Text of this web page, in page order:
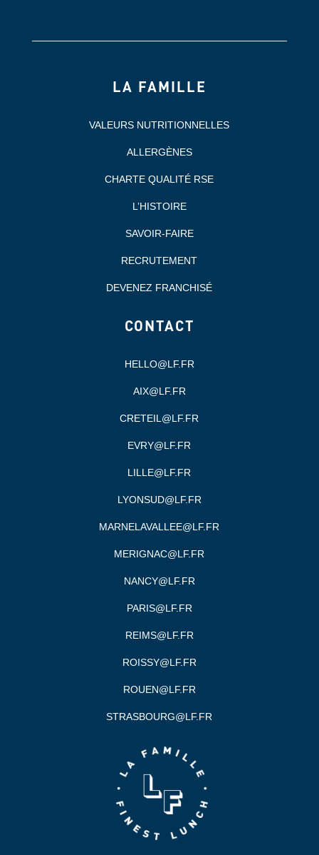
LA FAMILLE
VALEURS NUTRITIONNELLES
ALLERGÈNES
CHARTE QUALITÉ RSE
L’HISTOIRE
SAVOIR-FAIRE
RECRUTEMENT
DEVENEZ FRANCHISÉ
CONTACT
HELLO@LF.FR
AIX@LF.FR
CRETEIL@LF.FR
EVRY@LF.FR
LILLE@LF.FR
LYONSUD@LF.FR
MARNELAVALLEE@LF.FR
MERIGNAC@LF.FR
NANCY@LF.FR
PARIS@LF.FR
REIMS@LF.FR
ROISSY@LF.FR
ROUEN@LF.FR
STRASBOURG@LF.FR